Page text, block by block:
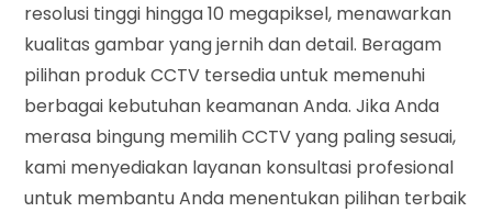
resolusi tinggi hingga 10 megapiksel, menawarkan
kualitas gambar yang jernih dan detail. Beragam
pilihan produk CCTV tersedia untuk memenuhi
berbagai kebutuhan keamanan Anda. Jika Anda
merasa bingung memilih CCTV yang paling sesuai,
kami menyediakan layanan konsultasi profesional
untuk membantu Anda menentukan pilihan terbaik